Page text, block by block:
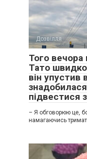
Дозвілля
Того вечора
Тато
він упустив
підвестися
– Я обговорюю це,
намагаючись